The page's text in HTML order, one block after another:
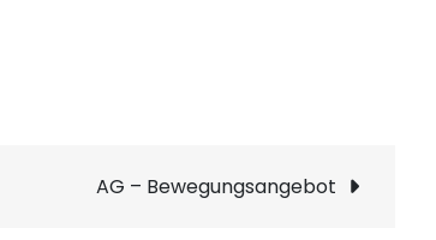
AG – Bewegungsangebot